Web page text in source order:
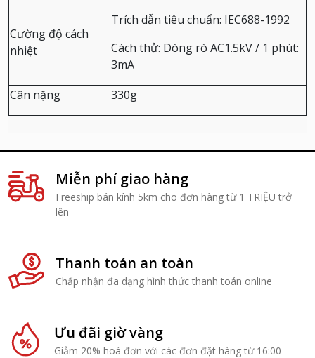
Cường độ cách
nhiệt
Trích dẫn tiêu chuẩn: IEC688-1992
Cách thử: Dòng rò AC1.5kV / 1 phút:
3mA
Cân nặng
330g
Miễn phí giao hàng
Freeship bán kính 5km cho đơn hàng từ 1 TRIỆU trở
lên
Thanh toán an toàn
Chấp nhận đa dạng hình thức thanh toán online
Ưu đãi giờ vàng
Giảm 20% hoá đơn với các đơn đặt hàng từ 16:00 -